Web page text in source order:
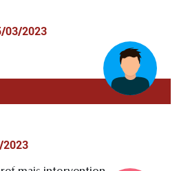
03/2023